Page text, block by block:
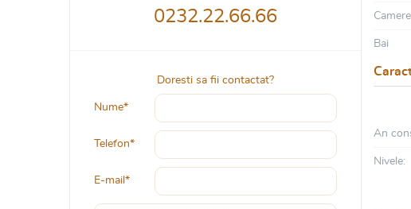
0232.22.66.66
Doresti sa fii contactat?
Nume*
Telefon*
E-mail*
Bai
An
Nivele: